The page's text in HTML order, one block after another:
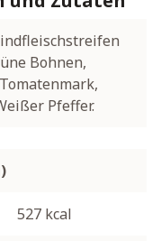
Bohnen,
Pfeffer.
527 kcal